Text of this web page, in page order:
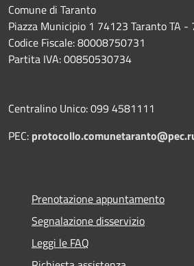
Comune di Taranto
Piazza Municipio 1 74123 Taranto TA
Codice Fiscale: 80008750731
Partita IVA: 00850530734
Centralino Unico: 099 4581111
PEC:
Prenotazione appuntamento
Segnalazione disservizio
Leggi le FAQ